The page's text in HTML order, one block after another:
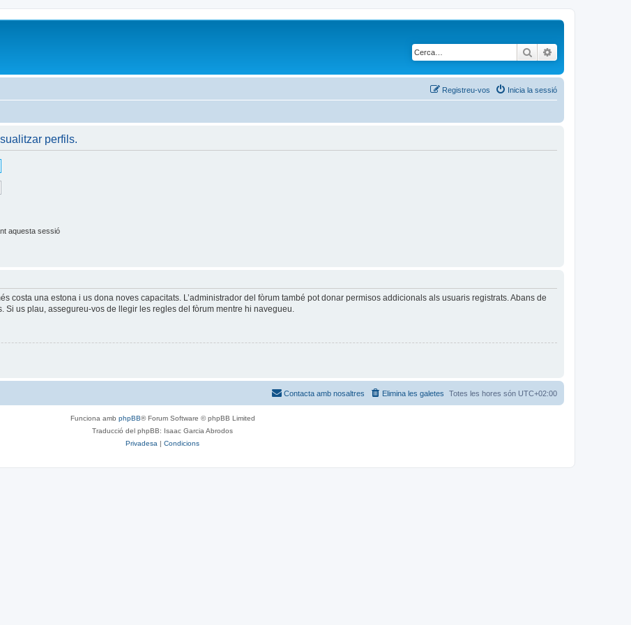
Cerca
Inicia la sessió
Registreu-vos
perfils.
aquesta sessió
costa una estona i us dona noves capacitats. L’administrador del fòrum també pot donar permisos addicionals als usuaris registrats. Abans de
Si us plau, assegureu-vos de llegir les regles del fòrum mentre hi navegueu.
Totes les hores són UTC+02:00
Elimina les galetes
Contacta amb nosaltres
Funciona amb phpBB® Forum Software © phpBB Limited
Traducció del phpBB: Isaac Garcia Abrodos
Privadesa | Condicions